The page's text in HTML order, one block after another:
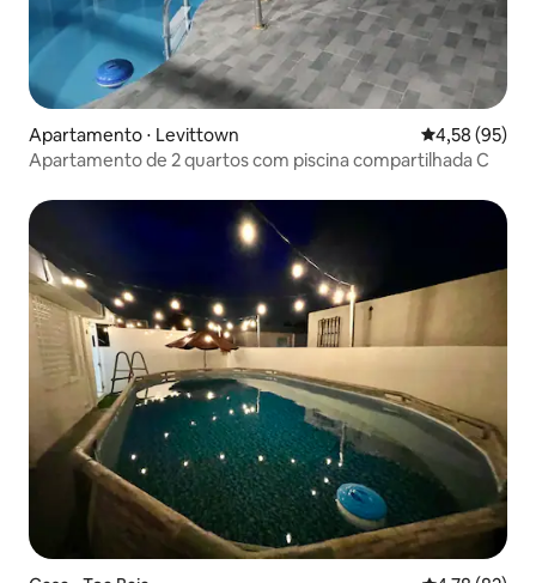
Apartamento ⋅ Levittown 4,58 de uma
4,58 (95)
Apartamento de 2 quartos com piscina compartilhada C